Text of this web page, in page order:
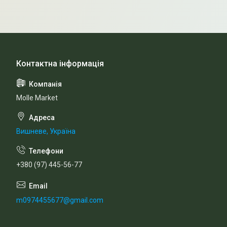
Molle Market
Вишневе, Україна
+380 (97) 445-56-77
m0974455677@gmail.com